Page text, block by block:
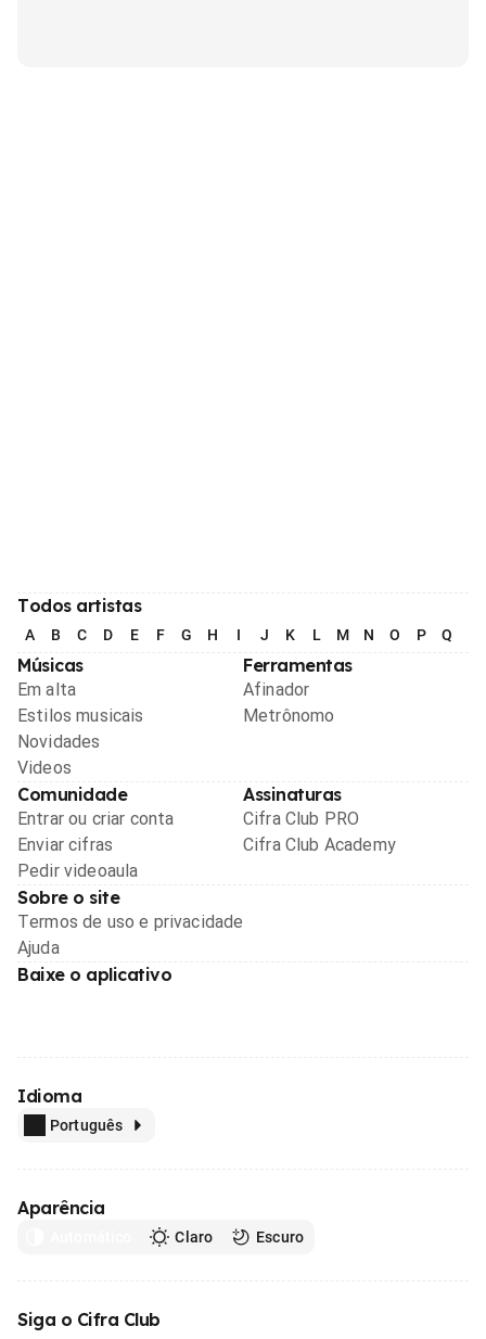
Todos artistas
A B C D E F G H I J K L M N O P Q
Músicas
Em alta
Estilos musicais
Novidades
Videos
Ferramentas
Afinador
Metrônomo
Comunidade
Entrar ou criar conta
Enviar cifras
Pedir videoaula
Assinaturas
Cifra Club PRO
Cifra Club Academy
Sobre o site
Termos de uso e privacidade
Ajuda
Baixe o aplicativo
Idioma
Português
Aparência
Claro Escuro
Siga o Cifra Club